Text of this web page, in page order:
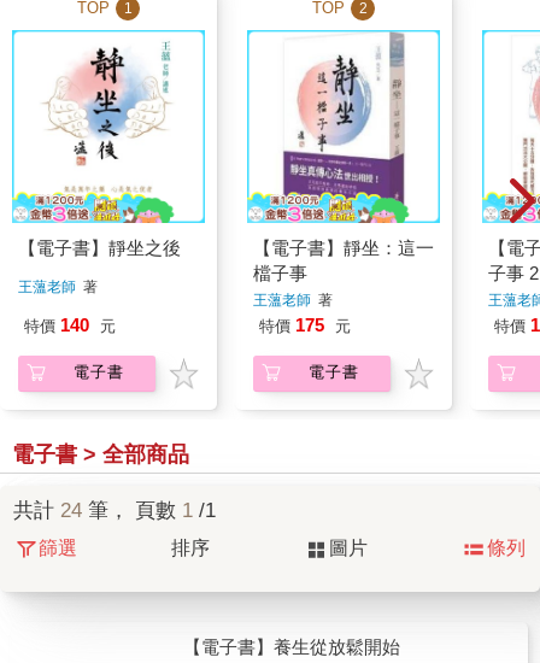
TOP 1
【電子書】靜坐之後
王薀老師 著
特價 140 元
電子書
TOP 2
【電子書】靜坐：這一
檔子事
王薀老師 著
特價 175 元
電子書
【電
子事
王薀老
特價
電子書 > 全部商品
共計 24 筆， 頁數 1 /1
篩選 排序 圖片 條列
【電子書】養生從放鬆開始